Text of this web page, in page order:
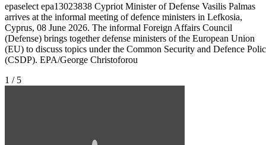
epaselect epa13023838 Cypriot Minister of Defense Vasilis Palmas
arrives at the informal meeting of defence ministers in Lefkosia,
Cyprus, 08 June 2026. The informal Foreign Affairs Council
(Defense) brings together defense ministers of the European Union
(EU) to discuss topics under the Common Security and Defence
(CSDP). EPA/George Christoforou
1 / 5